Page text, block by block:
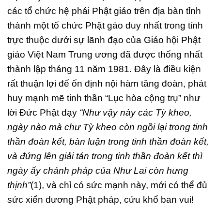
các tổ chức hệ phái Phật giáo trên địa bàn tỉnh
thành một tổ chức Phật gáo duy nhất trong tỉnh
trực thuộc dưới sự lãnh đạo của Giáo hội Phật
giáo Việt Nam Trung ương đã được thống nhất
thành lập tháng 11 năm 1981. Đây là điều kiện
rất thuận lợi để ổn định nội hàm tăng đoàn, phát
huy mạnh mẽ tinh thần “Lục hòa cộng trụ” như
lời Đức Phật dạy “Như vậy này các Tỳkheo,
ngày nào mà chư Tỳkheo còn ngồi lại trong tinh
thần đoàn kết, bàn luận trong tinh thần đoàn kết,
và đứng lên giải tán trong tinh thần đoàn kết thì
ngàyấy chánh pháp của Như Lai còn hưng
thịnh”(1), và chỉ có sức mạnh này, mới có thể đủ
sức xiển dương Phật pháp, cứu khổ ban vui!